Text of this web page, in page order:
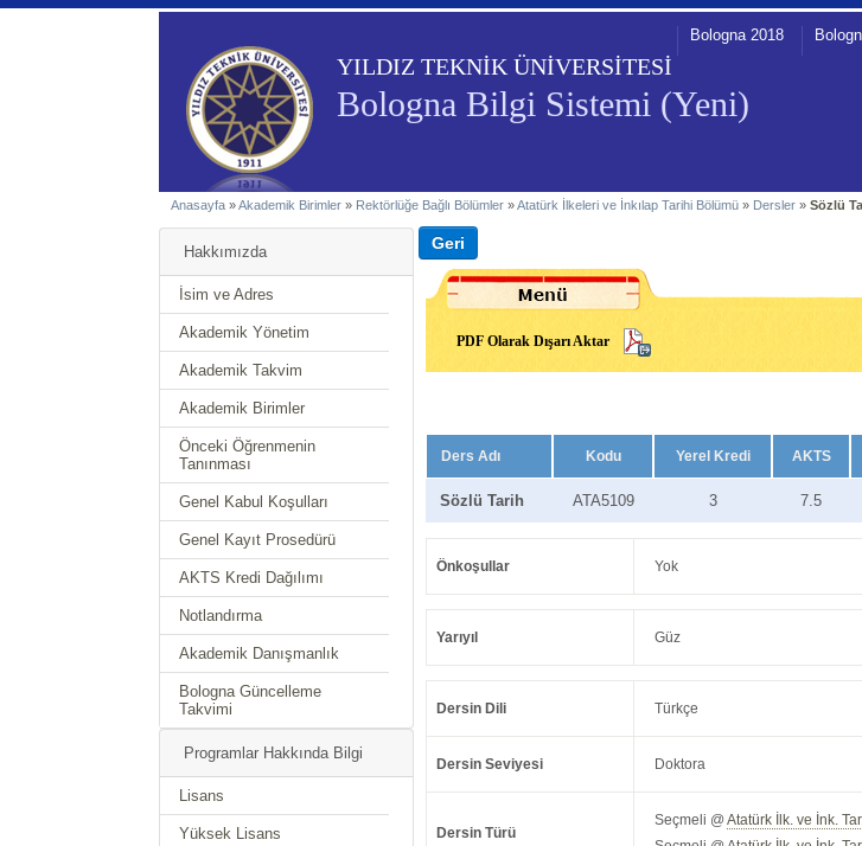
YILDIZ TEKNİK ÜNİVERSİTESİ
Bologna Bilgi Sistemi (Yeni)
Bologna 2018
Anasayfa »Akademik Birimler » Rektörlüğe Bağlı Bölümler »Atatürk İlkeleri ve İnkılap Tarihi Bölümü » Dersler »Sözlü
Hakkımızda
İsim ve Adres
Akademik Yönetim
Akademik Takvim
Akademik Birimler
Önceki Öğrenmenin
Tanınması
Genel Kabul Koşulları
Genel Kayıt Prosedürü
AKTS Kredi Dağılımı
Notlandırma
Akademik Danışmanlık
Bologna Güncelleme
Takvimi
Programlar Hakkında Bilgi
Lisans
Yüksek Lisans
PDF Olarak Dışarı Aktar
Ders Adı Kodu Yerel Kredi AKTS
Sözlü Tarih ATA5109 3 7.5
Önkoşullar Yok
Yarıyıl Güz
Dersin Dili Türkçe
Dersin Seviyesi Doktora
Dersin Türü
Seçmeli @Atatürk İlk. ve İnk.